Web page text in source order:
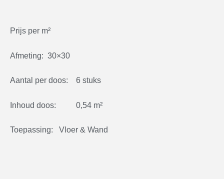
Prijs per m²
Afmeting: 30×30
Aantal per doos: 6 stuks
Inhoud doos: 0,54 m²
Toepassing: Vloer & Wand